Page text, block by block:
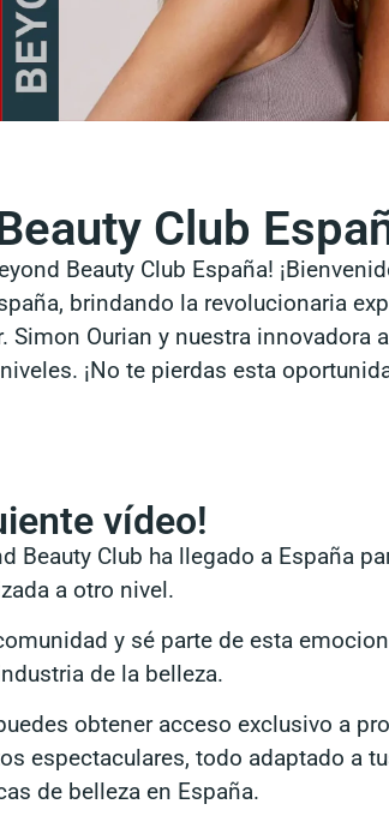
Club
Beauty Club España!
brindando la revolucionaria
Simon Ourian y nuestra
¡No te pierdas esta
vídeo!
Beauty Club ha llegado a España
a otro nivel.
y sé parte de esta
de la belleza.
obtener acceso exclusivo a
espectaculares, todo adaptado a
de belleza en España.